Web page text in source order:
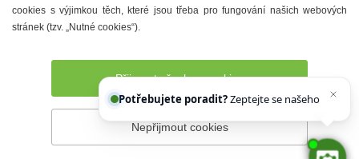
Denní meníčka
Prohlášení o přístupnosti Správce webu
cookies s výjimkou těch, které jsou třeba pro fungování našich webových
stránek (tzv. „Nutné cookies“).
Přijmout všechny cookies
Nepřijmout cookies
Potřebujete poradit?Zeptejte se našeho asistent